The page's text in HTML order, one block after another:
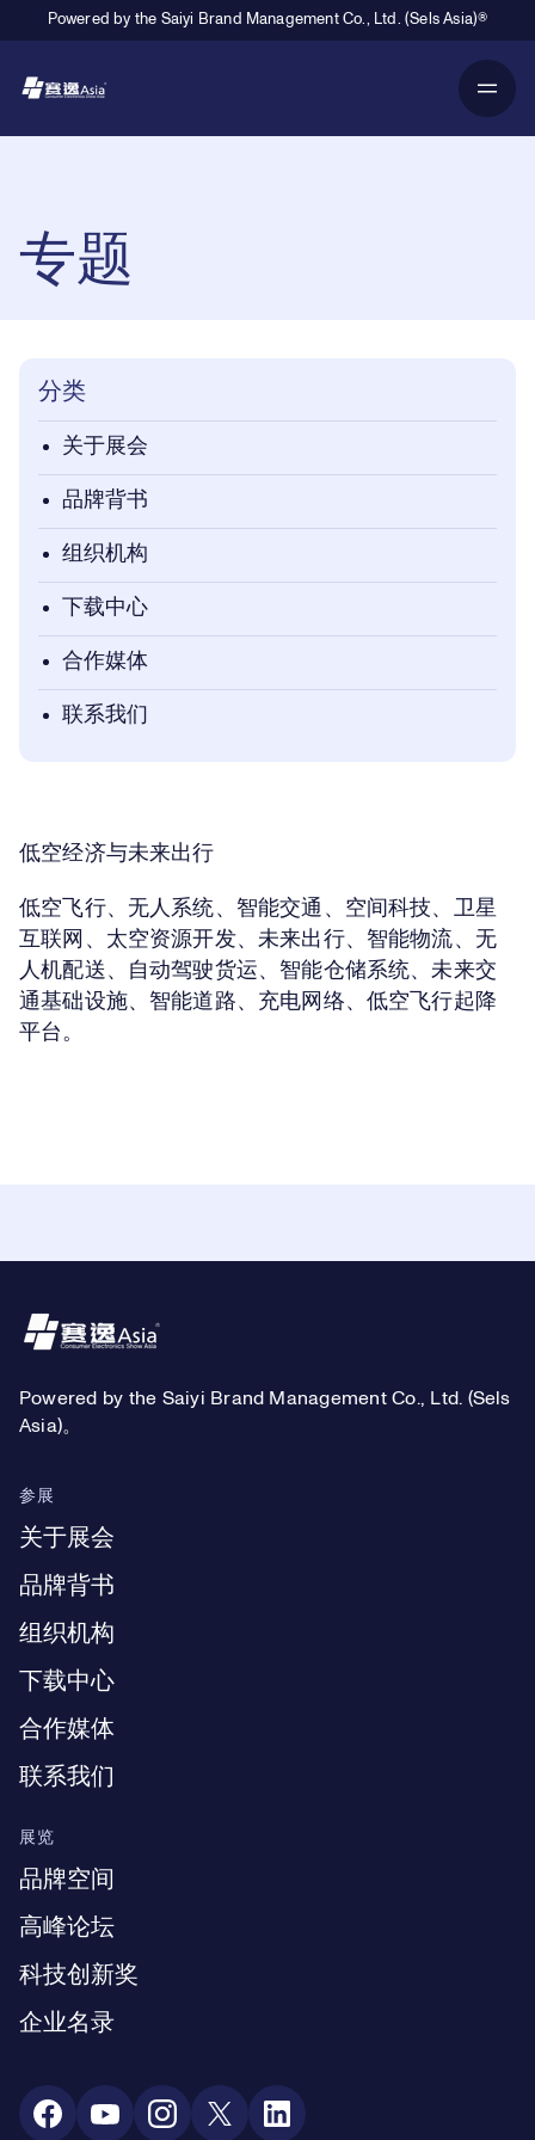
Powered by the Saiyi Brand Management Co., Ltd. (Sels Asia)®
专题
分类
关于展会
品牌背书
组织机构
下载中心
合作媒体
联系我们
低空经济与未来出行
低空飞行、无人系统、智能交通、空间科技、卫星
互联网、太空资源开发、未来出行、智能物流、无
人机配送、自动驾驶货运、智能仓储系统、未来交
通基础设施、智能道路、充电网络、低空飞行起降
平台。
Footer
Powered by the Saiyi Brand Management Co., Ltd. (Sels
Asia)。
参展
关于展会
品牌背书
组织机构
下载中心
合作媒体
联系我们
展览
品牌空间
高峰论坛
科技创新奖
企业名录
Social Media